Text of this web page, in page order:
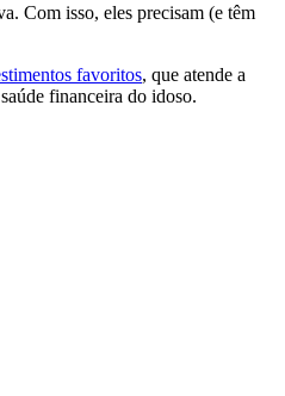
Com isso, eles precisam (e têm
favoritos, que atende a
financeira do idoso.